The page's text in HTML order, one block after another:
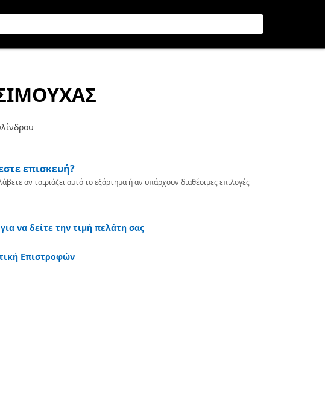
επισκευή?
αν ταιριάζει αυτό το εξάρτημα ή αν υπάρχουν διαθέσιμες επιλογές
να δείτε την τιμή πελάτη σας
Επιστροφών